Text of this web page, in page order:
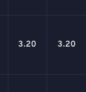
3.20 3.20